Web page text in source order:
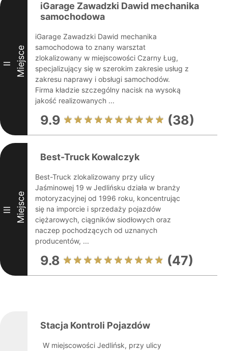
II Miejsce
iGarage Zawadzki Dawid mechanika
samochodowa
iGarage Zawadzki Dawid mechanika
samochodowa to znany warsztat
zlokalizowany w miejscowości Czarny Ług,
specjalizujący się w szerokim zakresie usług z
zakresu naprawy i obsługi samochodów.
Firma kładzie szczególny nacisk na wysoką
jakość realizowanych ...
9.9 (38)
III Miejsce
Best-Truck Kowalczyk
Best-Truck zlokalizowany przy ulicy
Jaśminowej 19 w Jedlińsku działa w branży
motoryzacyjnej od 1996 roku, koncentrując
się na imporcie i sprzedaży pojazdów
ciężarowych, ciągników siodłowych oraz
naczep pochodzących od uznanych
producentów, ...
9.8 (47)
Stacja Kontroli Pojazdów
W miejscowości Jedlińsk, przy ulicy